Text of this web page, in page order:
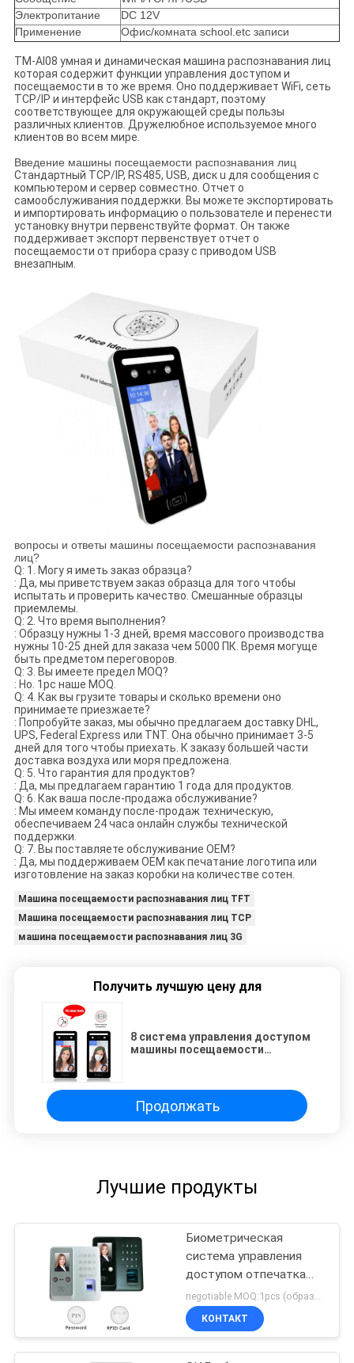
Электропитание
DC 12V
Применение
Офис/комната school.etc записи
TM-AI08 умная и динамическая машина распознавания лиц
которая содержит функции управления доступом и
посещаемости в то же время. Оно поддерживает WiFi, сеть
TCP/IP и интерфейс USB как стандарт, поэтому
соответствующее для окружающей среды пользы
различных клиентов. Дружелюбное используемое много
клиентов во всем мире.
Введение машины посещаемости распознавания лиц
Стандартный TCP/IP, RS485, USB, диск u для сообщения с
компьютером и сервер совместно. Отчет о
самообслуживания поддержки. Вы можете экспортировать
и импортировать информацию о пользователе и перенести
установку внутри первенствуйте формат. Он также
поддерживает экспорт первенствует отчет о
посещаемости от прибора сразу с приводом USB
внезапным.
вопросы и ответы машины посещаемости распознавания
лиц?
Q: 1. Могу я иметь заказ образца?
: Да, мы приветствуем заказ образца для того чтобы
испытать и проверить качество. Смешанные образцы
приемлемы.
Q: 2. Что время выполнения?
: Образцу нужны 1-3 дней, время массового производства
нужны 10-25 дней для заказа чем 5000 ПК. Время могуще
быть предметом переговоров.
Q: 3. Вы имеете предел MOQ?
: Но. 1pc наше MOQ.
Q: 4. Как вы грузите товары и сколько времени оно
принимаете приезжаете?
: Попробуйте заказ, мы обычно предлагаем доставку DHL,
UPS, Federal Express или TNT. Она обычно принимает 3-5
дней для того чтобы приехать. К заказу большей части
доставка воздуха или моря предложена.
Q: 5. Что гарантия для продуктов?
: Да, мы предлагаем гарантию 1 года для продуктов.
Q: 6. Как ваша после-продажа обслуживание?
: Мы имеем команду после-продаж техническую,
обеспечиваем 24 часа онлайн службы технической
поддержки.
Q: 7. Вы поставляете обслуживание OEM?
: Да, мы поддерживаем OEM как печатание логотипа или
изготовление на заказ коробки на количестве сотен.
Машина посещаемости распознавания лиц TFT
Машина посещаемости распознавания лиц TCP
машина посещаемости распознавания лиц 3G
Получить лучшую цену для
8 система управления доступом
машины посещаемости
Продолжать
Лучшие продукты
Биометрическая
система управления
доступом отпечатка
пальцев 2,8 дюймов
TMF610
negotiable MOQ:1pcs (образец)
КОНТАКТ